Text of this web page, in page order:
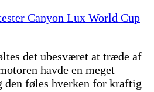
Canyon Lux World Cup
det ubesværet at træde af
havde en meget
den føles hverken for kraftig